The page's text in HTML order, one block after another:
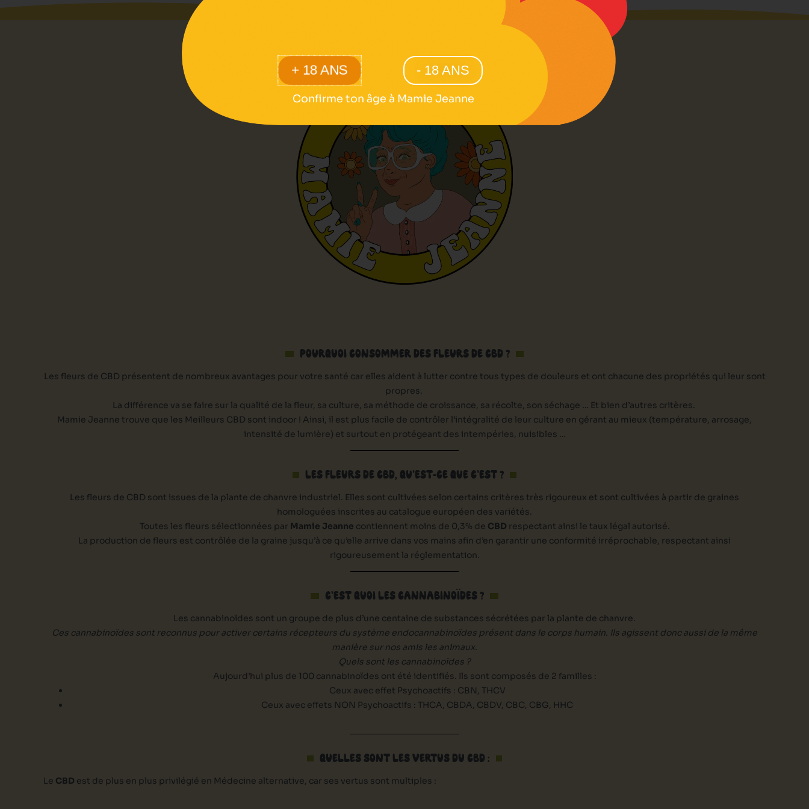
POURQUOI CONSOMMER DES FLEURS DE CBD ?
Les fleurs de CBD présentent de nombreux avantages pour votre santé car elles aident à lutter contre tous types de douleurs et ont chacune des propriétés qui leur sont
propres.
La différence va se faire sur la qualité de la fleur, sa culture, sa méthode de croissance, sa récolte, son séchage … Et bien d’autres critères.
Mamie Jeanne trouve que les Meilleurs CBD sont indoor ! Ainsi, il est plus facile de contrôler l’intégralité de leur culture en gérant au mieux (température, arrosage,
intensité de lumière) et surtout en protégeant des intempéries, nuisibles …
LES FLEURS DE CBD, QU’EST-CE QUE C’EST ?
Les fleurs de CBD sont issues de la plante de chanvre industriel. Elles sont cultivées selon certains critères très rigoureux et sont cultivées à partir de graines
homologuées inscrites au catalogue européen des variétés.
Toutes les fleurs sélectionnées par Mamie Jeanne contiennent moins de 0,3% de CBD respectant ainsi le taux légal autorisé.
La production de fleurs est contrôlée de la graine jusqu’à ce qu’elle arrive dans vos mains afin d’en garantir une conformité irréprochable, respectant ainsi
rigoureusement la réglementation.
C’EST QUOI LES CANNABINOÏDES ?
Les cannabinoïdes sont un groupe de plus d’une centaine de substances sécrétées par la plante de chanvre.
Ces cannabinoïdes sont reconnus pour activer certains récepteurs du système endocannabinoïdes présent dans le corps humain. Ils agissent donc aussi de la même
manière sur nos amis les animaux.
Quels sont les cannabinoïdes ?
Aujourd’hui plus de 100 cannabinoïdes ont été identifiés. Ils sont composés de 2 familles :
Ceux avec effet Psychoactifs : CBN, THCV
Ceux avec effets NON Psychoactifs : THCA, CBDA, CBDV, CBC, CBG, HHC
QUELLES SONT LES VERTUS DU CBD :
Le CBD est de plus en plus privilégié en Médecine alternative, car ses vertus sont multiples :
+ 18 ANS - 18 ANS
Confirme ton âge à Mamie Jeanne